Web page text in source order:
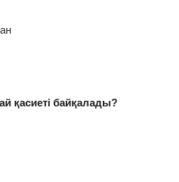
қасиеті байқалады?